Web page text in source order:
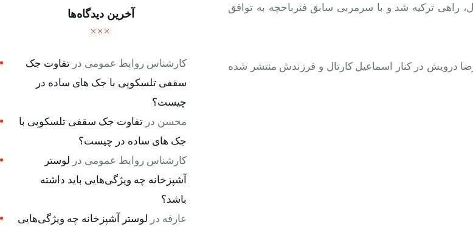
راهی ترکیه شد و با سرمربی سابق فنرباحچه به توافق
درویش در کنار اسماعیل کارتال و فرزندش منتشر شده
آخرین دیدگاه‌ها
کارشناس روابط عمومی در تفاوت جک
سقفی تلسکوپی با جک های ساده در
چیست؟
محسن در تفاوت جک سقفی تلسکوپی با
جک های ساده در چیست؟
کارشناس روابط عمومی در لوستر
آشپزخانه چه ویژگی‌هایی باید داشته
باشد؟
عارفه در لوستر آشپزخانه چه ویژگی‌هایی